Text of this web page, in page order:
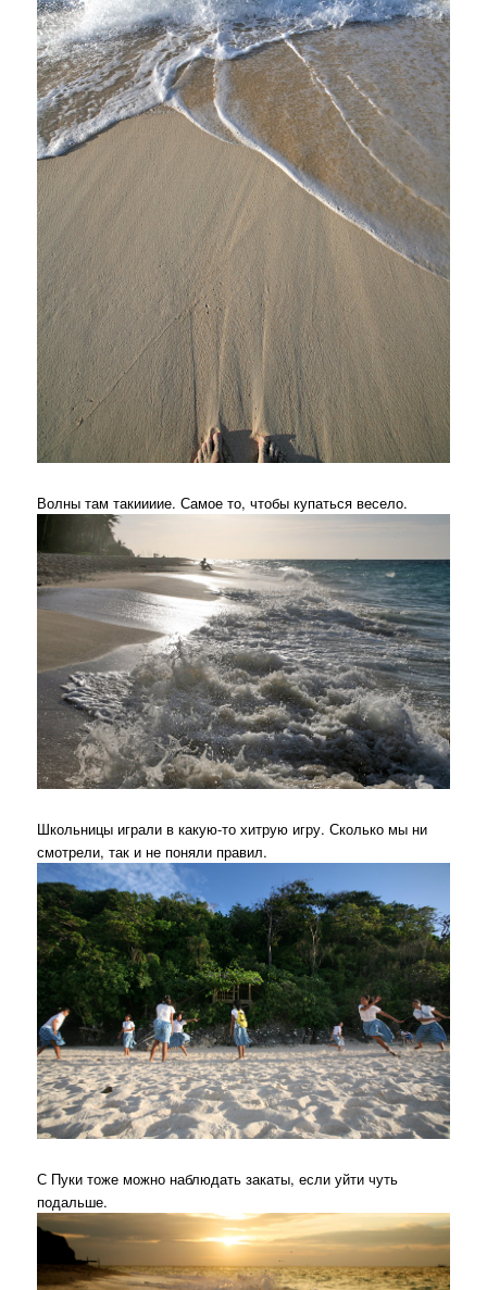
Волны там такиииие. Самое то, чтобы купаться весело.
Школьницы играли в какую-то хитрую игру. Сколько мы ни
смотрели, так и не поняли правил.
С Пуки тоже можно наблюдать закаты, если уйти чуть
подальше.